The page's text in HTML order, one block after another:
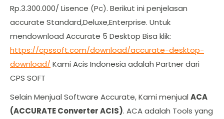
Rp.3.300.000/ Lisence (Pc). Berikut ini penjelasan
accurate Standard,Deluxe,Enterprise. Untuk
mendownload Accurate 5 Desktop Bisa klik:
https://cpssoft.com/download/accurate-desktop-
download/ Kami Acis Indonesia adalah Partner dari
CPS SOFT
Selain Menjual Software Accurate, Kami menjual ACA
(ACCURATE Converter ACIS). ACA adalah Tools yang